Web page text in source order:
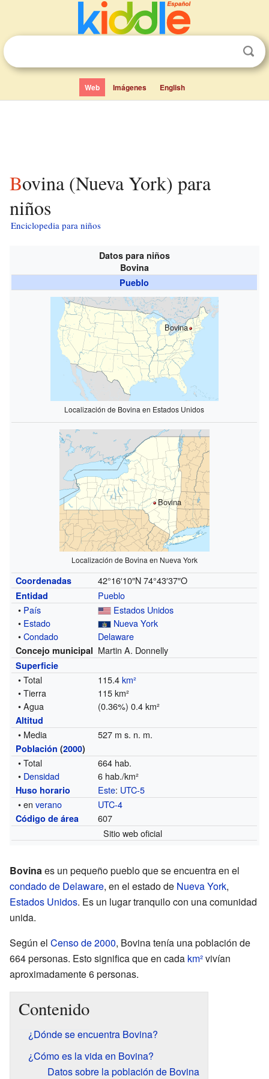
Web Imágenes English
Bovina (Nueva York) para
niños
Enciclopedia para niños
Datos para niños
Bovina
Pueblo
Bovina
Localización de Bovina en Estados Unidos
Bovina
Localización de Bovina en Nueva York
Coordenadas 42°16′10″N 74°43′37″O
Entidad
Pueblo
• País
Estados Unidos
• Estado
Nueva York
•Condado Delaware
Concejo municipal Martin A. Donnelly
Superficie
• Total 115.4km²
• Tierra
115 km²
• Agua
(0.36%) 0.4 km²
Altitud
• Media 527 m s. n. m.
Población (2000)
• Total
664 hab.
• Densidad 6 hab./km²
Huso horario Este: UTC-5
• enverano UTC-4
Código de área
607
Sitio web oficial
Bovinaes un pequeño pueblo que se encuentra en el
condado de Delaware, en el estado de Nueva York,
Estados Unidos. Es un lugar tranquilo con una comunidad
unida.
Según el Censo de 2000, Bovina tenía una población de
664 personas. Esto significa que en cada km²vivían
aproximadamente 6 personas.
Contenido
¿Dónde se encuentra Bovina?
¿Cómo es la vida en Bovina?
Datos sobre la población de Bovina